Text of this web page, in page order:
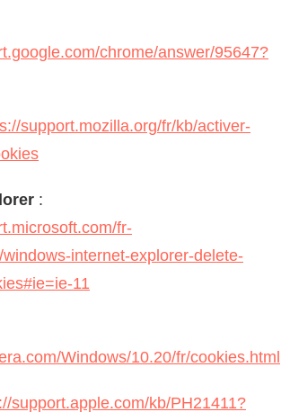
chrome/answer/95647?
support.mozilla.org/fr/kb/activer-
:
fr-
internet-explorer-delete-
11
Windows/10.20/fr/cookies.html
support.apple.com/kb/PH21411?